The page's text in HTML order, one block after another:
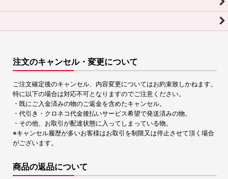
注文のキャンセル・変更について
ご注文確定後のキャンセル、内容変更についてはお約束致しかねます。
特に以下の場合は対応不可となりますのでご注意ください。
・既にご入金済みの物のご返金を含めたキャンセル。
・代引き・クロネコ代金後払いサービス希望で発送済みの物。
・その他、お取引が配達状態に入ってしまっている物。
※キャンセル履歴が多いお客様はお取引を制限又は停止させて頂く場合
がございます。
商品の返品について